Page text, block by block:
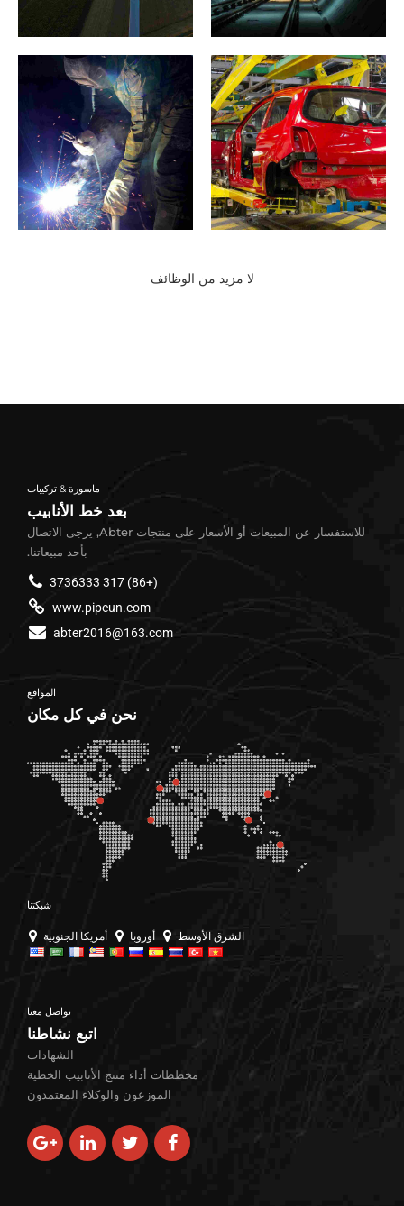
لا مزيد من الوظائف
ماسورة & تركيبات
بعد خط الأنابيب
للاستفسار عن المبيعات أو الأسعار على منتجات Abter, يرجى الاتصال
بأحد مبيعاتنا.
(+86) 317 3736333
www.pipeun.com
abter2016@163.com
المواقع
نحن في كل مكان
شبكتنا
الشرق الأوسط أوروبا أمريكا الجنوبية
تواصل معنا
اتبع نشاطنا
الشهادات
مخططات أداء منتج الأنابيب الخطية
الموزعون والوكلاء المعتمدون